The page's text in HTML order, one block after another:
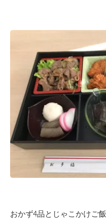
おかず4品とじゃこかけご飯